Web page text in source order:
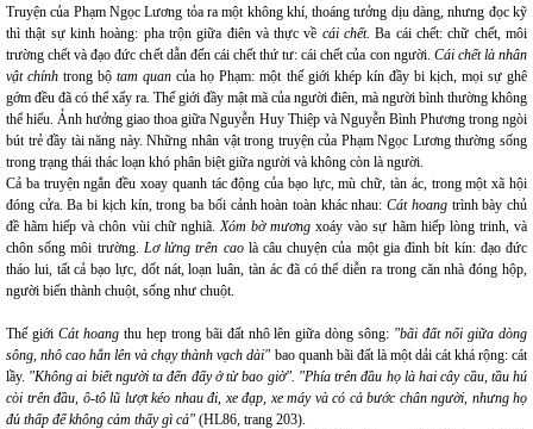
Truyện của Phạm Ngọc Lương tỏa ra một không khí, thoáng tưởng dịu dàng, nhưng đọc kỹ
thì thật sự kinh hoàng: pha trộn giữa điên và thực về cái chết.Ba cái chết: chữ chết, môi
trường chết và đạo đức chết dẫn đến cái chết thứ tư: cái chết của con người. Cái chết là nhân
vật chínhtrong bộtam quan của họ Phạm: một thế giới khép kín đầy bi kịch, mọi sự ghê
gớm đều đã có thể xẩy ra. Thế giới đầy mật mã của người điên, mà người bình thường không
thể hiểu. Ảnh hưởng giao thoa giữa Nguyễn Huy Thiệp và Nguyễn Bình Phương trong ngòi
bút trẻ đầy tài năng này. Những nhân vật trong truyện của Phạm Ngọc Lương thường sống
trong trạng thái thác loạn khó phân biệt giữa người và không còn là người.
Cả ba truyện ngắn đều xoay quanh tác động của bạo lực, mù chữ, tàn ác, trong một xã hội
đóng cửa. Ba bi kịch kín, trong ba bối cảnh hoàn toàn khác nhau:Cát hoangtrình bày chủ
đề hãm hiếp và chôn vùi chữ nghiã.Xóm bờ mương xoáy vào sự hãm hiếp lòng trinh, và
chôn sống môi trường. Lơ lửng trên caolà câu chuyện của một gia đình bít kín: đạo đức
tháo lui, tất cả bạo lực, dốt nát, loạn luân, tàn ác đã có thể diễn ra trong căn nhà đóng hộp,
người biến thành chuột, sống như chuột.
Thế giới Cát hoangthu hẹp trong bãi đất nhô lên giữa dòng sông: "bãi đất nổi giữa dòng
sông, nhô cao hẳn lên và chạy thành vạch dài" bao quanh bãi đất là một dải cát khá rộng: cát
lầy. "Không ai biết người ta đến đấy ở từ bao giờ". "Phía trên đầu họ là hai cây cầu, tầu hú
còi trên đầu, ô-tô lũ lượt kéo nhau đi, xe đạp, xe máy và có cả bước chân người, nhưng họ
đủ thấp để không cảm thấy gì cả" (HL86, trang 203).